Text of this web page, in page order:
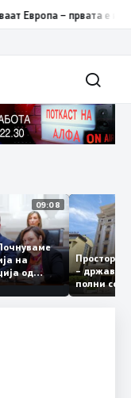
– првата е
09:08
Почнуваме
на
од
Коридор
станува
–
полни